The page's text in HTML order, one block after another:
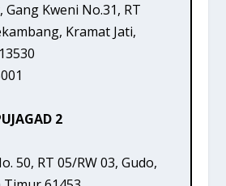
Gang Kweni No.31, RT
Kramat Jati,
2
50, RT 05/RW 03, Gudo,